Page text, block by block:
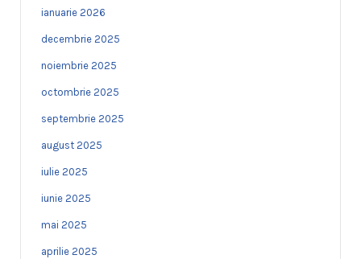
ianuarie 2026
decembrie 2025
noiembrie 2025
octombrie 2025
septembrie 2025
august 2025
iulie 2025
iunie 2025
mai 2025
aprilie 2025